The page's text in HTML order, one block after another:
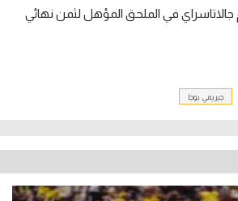
في الملحق المؤهل لثمن نهائي
جيريمي بوجا